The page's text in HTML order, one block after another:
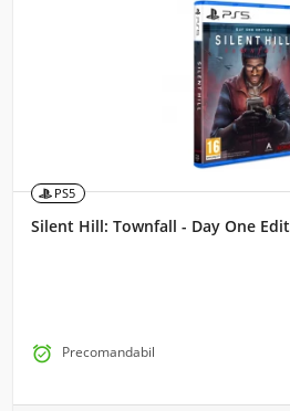
PS5
Silent Hill: Townfall - Day One
 Precomandabil